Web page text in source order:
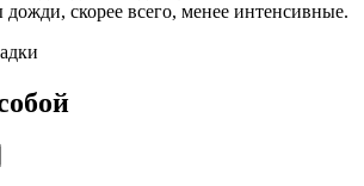
скорее всего, менее интенсивные.